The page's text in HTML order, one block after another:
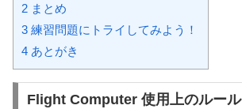
2 まとめ
3 練習問題にトライしてみよう！
4 あとがき
Flight Computer 使用上のルール